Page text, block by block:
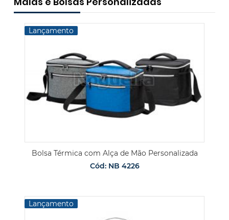
Lançamento
Bolsa Térmica com Alça de Mão Personalizada
Cód: NB 4226
Lançamento